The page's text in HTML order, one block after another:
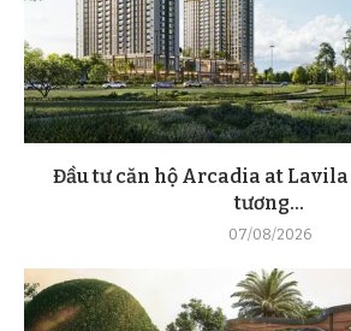
Đầu tư căn hộ Arcadia at Lavila
tương...
07/08/2026